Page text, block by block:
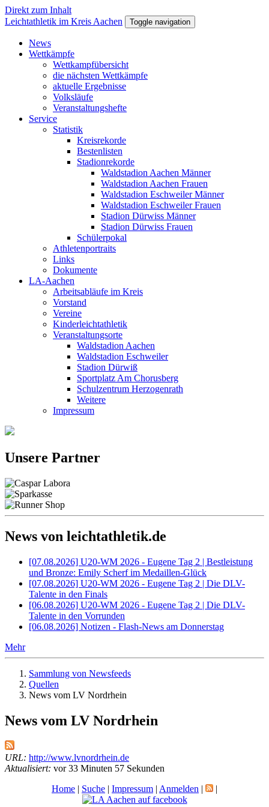
Direkt zum Inhalt
Leichtathletik im Kreis Aachen
Toggle navigation
News
Wettkämpfe
Wettkampfübersicht
die nächsten Wettkämpfe
aktuelle Ergebnisse
Volksläufe
Veranstaltungshefte
Service
Statistik
Kreisrekorde
Bestenlisten
Stadionrekorde
Waldstadion Aachen Männer
Waldstadion Aachen Frauen
Waldstadion Eschweiler Männer
Waldstadion Eschweiler Frauen
Stadion Dürwiss Männer
Stadion Dürwiss Frauen
Schülerpokal
Athletenportraits
Links
Dokumente
LA-Aachen
Arbeitsabläufe im Kreis
Vorstand
Vereine
Kinderleichtathletik
Veranstaltungsorte
Waldstadion Aachen
Waldstadion Eschweiler
Stadion Dürwiß
Sportplatz Am Chorusberg
Schulzentrum Herzogenrath
Weitere
Impressum
Unsere Partner
News von leichtathletik.de
[07.08.2026] U20-WM 2026 - Eugene Tag 2 | Bestleistung
und Bronze: Emily Scherf im Medaillen-Glück
[07.08.2026] U20-WM 2026 - Eugene Tag 2 | Die DLV-
Talente in den Finals
[06.08.2026] U20-WM 2026 - Eugene Tag 2 | Die DLV-
Talente in den Vorrunden
[06.08.2026] Notizen - Flash-News am Donnerstag
Mehr
Sammlung von Newsfeeds
Quellen
News vom LV Nordrhein
News vom LV Nordrhein
URL: http://www.lvnordrhein.de
Aktualisiert: vor 33 Minuten 57 Sekunden
Home | Suche | Impressum | Anmelden | |